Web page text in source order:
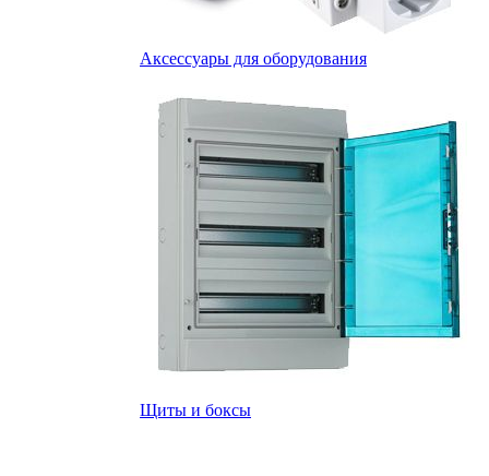
Аксессуары для оборудования
Щиты и боксы